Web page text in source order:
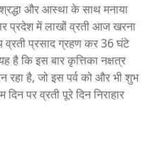
और आस्था के साथ मनाया
प्रदेश में लाखों व्रती आज खरना
प्रसाद ग्रहण कर 36 घंटे
है कि इस बार कृत्तिका नक्षत्र
रहा है, जो इस पर्व को और भी शुभ
पर व्रती पूरे दिन निराहार